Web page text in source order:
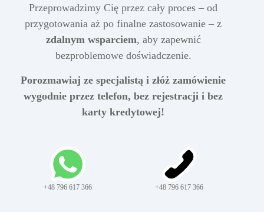
Przeprowadzimy Cię przez cały proces – od
przygotowania aż po finalne zastosowanie – z
zdalnym wsparciem, aby zapewnić
bezproblemowe doświadczenie.
Porozmawiaj ze specjalistą i złóż zamówienie
wygodnie przez telefon, bez rejestracji i bez
karty kredytowej!
+48 796 617 366 +48 796 617 366